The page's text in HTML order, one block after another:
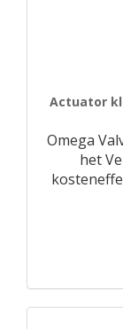
Actuator
Omega
het